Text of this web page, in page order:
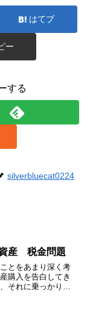
はてブ
ー
する
silverbluecat0224
産 税金問題
とをあまり深く考
購入を告白してき
それに乗っかりビ